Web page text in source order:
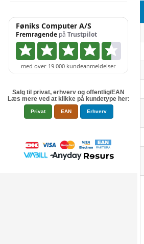
Salg til privat, erhverv og offentlig/EAN
Læs mere ved at klikke på kundetype her:
Privat EAN Erhverv